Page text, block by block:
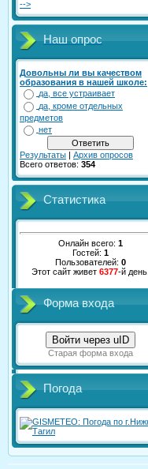
-->
Наш опрос
Довольны ли вы качеством
образования в нашей школе:
да, все устраивает
да, кроме отдельных
предметов
нет
Результаты | Архив опросов
Всего ответов: 354
Статистика
Онлайн всего: 1
Гостей: 1
Пользователей: 0
Этот сайт живет 6377-й день.
Форма входа
Войти через uID
Старая форма входа
Погода